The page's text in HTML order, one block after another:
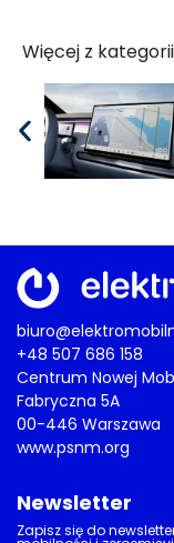
Więcej z kategorii
+48 507 686 158
Centrum Nowej
Fabryczna 5A
00-446 Warszawa
www.psnm.org
Newsletter
Zapisz się do